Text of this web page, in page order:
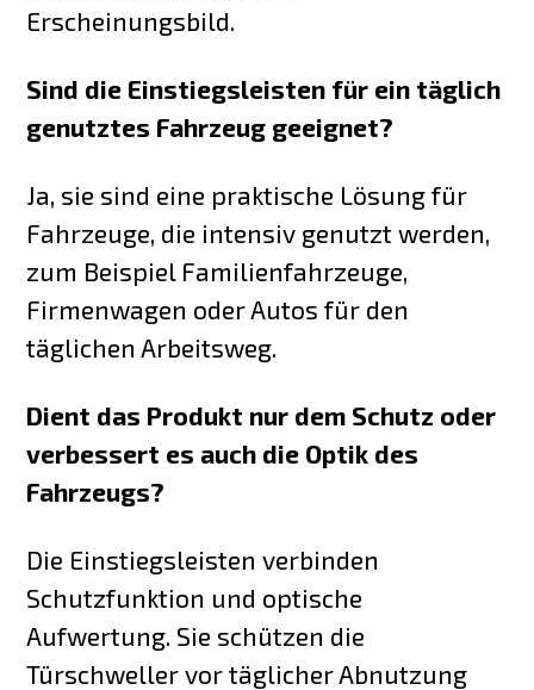
Erscheinungsbild.
Sind die Einstiegsleisten für ein täglich
genutztes Fahrzeug geeignet?
Ja, sie sind eine praktische Lösung für
Fahrzeuge, die intensiv genutzt werden,
zum Beispiel Familienfahrzeuge,
Firmenwagen oder Autos für den
täglichen Arbeitsweg.
Dient das Produkt nur dem Schutz oder
verbessert es auch die Optik des
Fahrzeugs?
Die Einstiegsleisten verbinden
Schutzfunktion und optische
Aufwertung. Sie schützen die
Türschweller vor täglicher Abnutzung